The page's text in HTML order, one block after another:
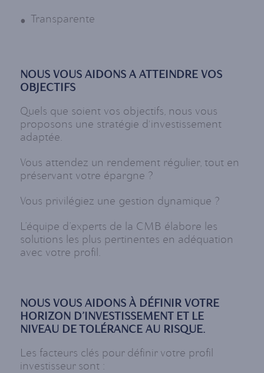
Transparente
NOUS VOUS AIDONS A ATTEINDRE VOS
OBJECTIFS
Quels que soient vos objectifs, nous vous
proposons une stratégie d'investissement
adaptée.
Vous attendez un rendement régulier, tout en
préservant votre épargne ?
Vous privilégiez une gestion dynamique ?
L’équipe d’experts de la CMB élabore les
solutions les plus pertinentes en adéquation
avec votre profil.
NOUS VOUS AIDONS À DÉFINIR VOTRE
HORIZON D’INVESTISSEMENT ET LE
NIVEAU DE TOLÉRANCE AU RISQUE.
Les facteurs clés pour définir votre profil
investisseur sont :